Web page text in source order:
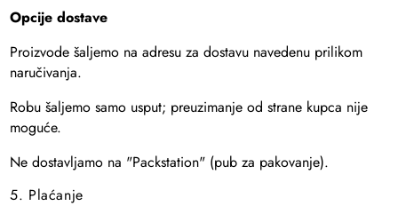
Opcije dostave
Proizvode šaljemo na adresu za dostavu navedenu prilikom
naručivanja.
Robu šaljemo samo usput; preuzimanje od strane kupca nije
moguće.
Ne dostavljamo na "Packstation" (pub za pakovanje).
5. Plaćanje